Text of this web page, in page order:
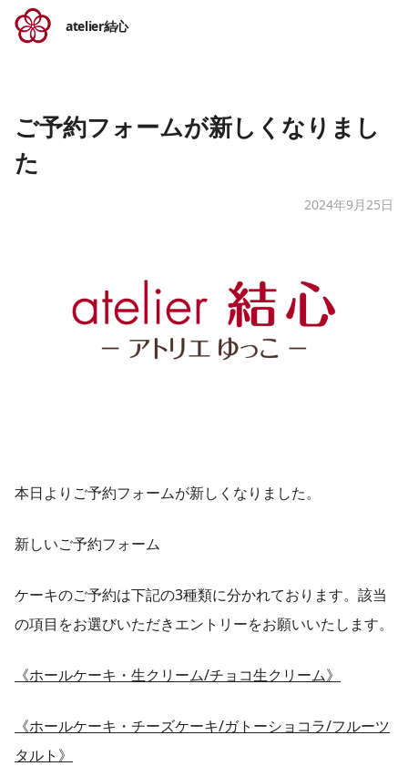
atelier結心
ご予約フォームが新しくなりまし
た
2024年9月25日
本日よりご予約フォームが新しくなりました。
新しいご予約フォーム
ケーキのご予約は下記の3種類に分かれております。該当
の項目をお選びいただきエントリーをお願いいたします。
《ホールケーキ・生クリーム/チョコ生クリーム》
《ホールケーキ・チーズケーキ/ガトーショコラ/フルーツ
タルト》